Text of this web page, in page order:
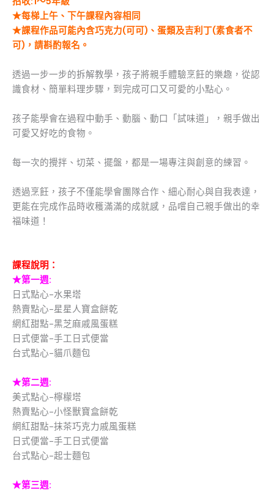
★每梯上午、下午課程內容相同
★課程作品可能內含巧克力(可可)、蛋類及吉利丁(素食者不
可)，請斟酌報名。
透過一步一步的拆解教學，孩子將親手體驗烹飪的樂趣，從認
識食材、簡單料理步驟，到完成可口又可愛的小點心。
孩子能學會在過程中動手、動腦、動口「試味道」，親手做出
可愛又好吃的食物。
每一次的攪拌、切菜、擺盤，都是一場專注與創意的練習。
透過烹飪，孩子不僅能學會團隊合作、細心耐心與自我表達，
更能在完成作品時收穫滿滿的成就感，品嚐自己親手做出的幸
福味道！
課程說明：
★第一週:
日式點心-水果塔
熱賣點心-星星人寶盒餅乾
網紅甜點-黑芝麻戚風蛋糕
日式便當-手工日式便當
台式點心-貓爪麵包
★第二週:
美式點心-檸檬塔
熱賣點心-小怪獸寶盒餅乾
網紅甜點-抹茶巧克力戚風蛋糕
日式便當-手工日式便當
台式點心-起士麵包
★第三週: